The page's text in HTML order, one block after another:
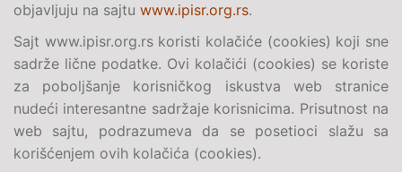
objavljuju na sajtu www.ipisr.org.rs.
Sajt www.ipisr.org.rs koristi kolačiće (cookies) koji sne
sadrže lične podatke. Ovi kolačići (cookies) se koriste
za poboljšanje korisničkog iskustva web stranice
nudeći interesantne sadržaje korisnicima. Prisutnost na
web sajtu, podrazumeva da se posetioci slažu sa
korišćenjem ovih kolačića (cookies).